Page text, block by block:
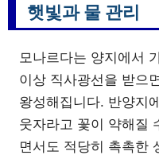
햇빛과 물 관리
모나르다는 양지에서
이상 직사광선을 받으
왕성해집니다. 반양지
웃자라고 꽃이 약해질
면서도 적당히 촉촉한